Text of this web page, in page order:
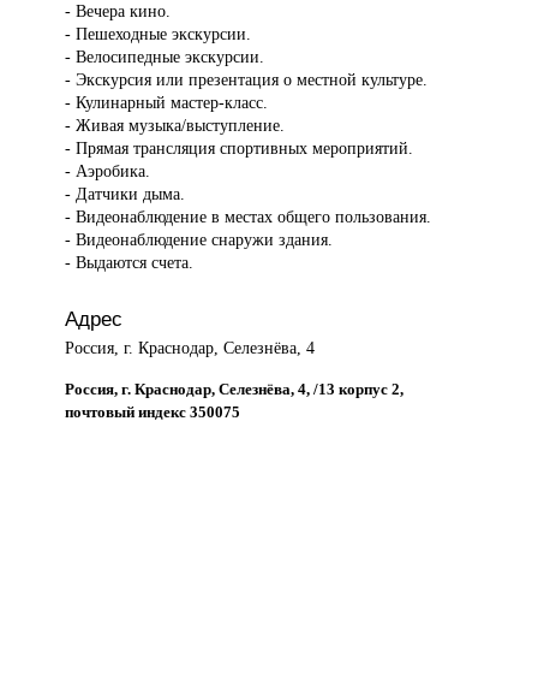
- Вечера кино.
- Пешеходные экскурсии.
- Велосипедные экскурсии.
- Экскурсия или презентация о местной культуре.
- Кулинарный мастер-класс.
- Живая музыка/выступление.
- Прямая трансляция спортивных мероприятий.
- Аэробика.
- Датчики дыма.
- Видеонаблюдение в местах общего пользования.
- Видеонаблюдение снаружи здания.
- Выдаются счета.
Адрес
Россия, г. Краснодар, Селезнёва, 4
Россия, г. Краснодар, Селезнёва, 4, /13 корпус 2,
почтовый индекс 350075